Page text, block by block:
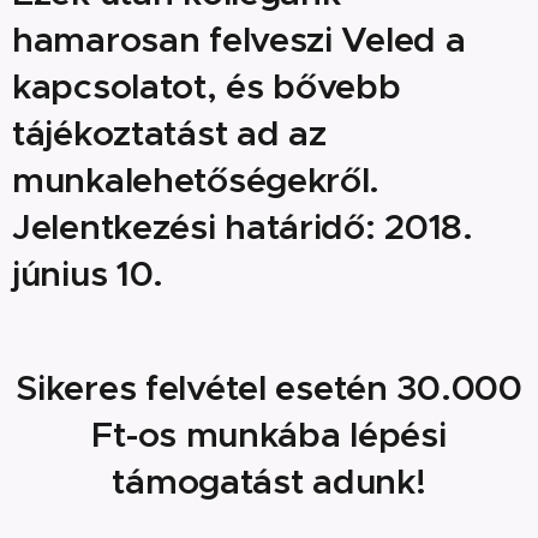
hamarosan felveszi Veled a
kapcsolatot, és bővebb
tájékoztatást ad az
munkalehetőségekről.
Jelentkezési határidő: 2018.
június 10.
Sikeres felvétel esetén 30.000
Ft-os munkába lépési
támogatást adunk!